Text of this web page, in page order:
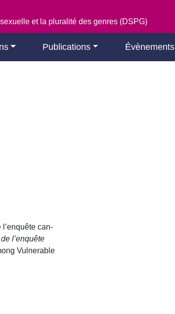
et la pluralité des genres (DSPG)
Publications Évènements
can-
l’enquête
Vulnerable